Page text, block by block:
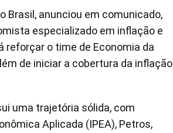
Brasil, anunciou em comunicado,
especializado em inflação e
reforçar o time de Economia da
de iniciar a cobertura da inflação
uma trajetória sólida, com
Aplicada (IPEA), Petros,